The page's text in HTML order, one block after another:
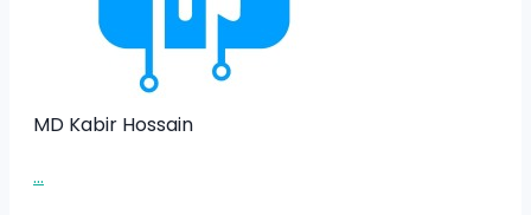
MD Kabir Hossain
...